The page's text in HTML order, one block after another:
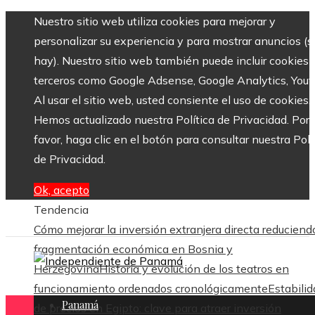
Nuestro sitio web utiliza cookies para mejorar y
personalizar su experiencia y para mostrar anuncios
hay). Nuestro sitio web también puede incluir cookies
terceros como Google Adsense, Google Analytics,
Al usar el sitio web, usted consiente el uso de cookies.
Hemos actualizado nuestra Política de Privacidad. Por
favor, haga clic en el botón para consultar nuestra
de Privacidad.
Ok, acepto
Tendencia
Cómo mejorar la inversión extranjera directa
fragmentación económica en Bosnia y
HerzegovinaHistoria y evolución de los teatros en
funcionamiento ordenados cronológicamente
de precios en Egipto: clave para atraer inversión
Panamá